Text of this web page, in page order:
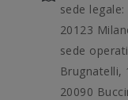
sede
20123
sede
Brugnatelli,
20090